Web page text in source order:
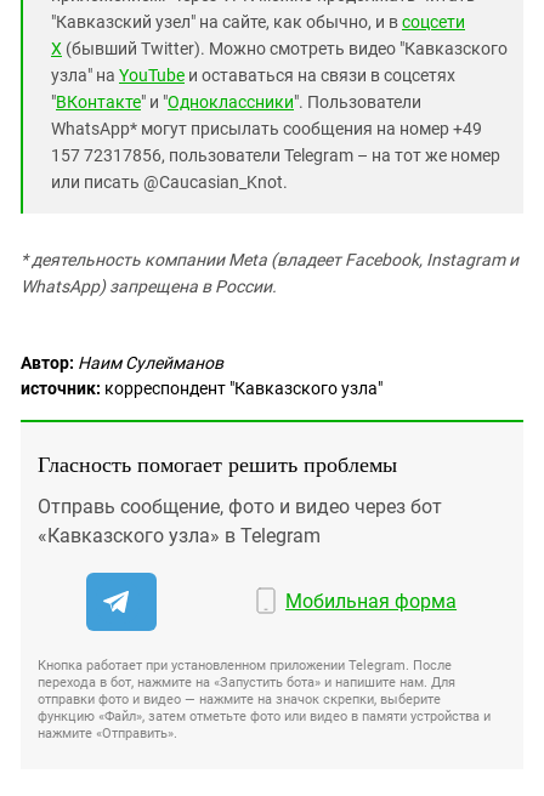
"Кавказский узел" на сайте, как обычно, и всоцсети
X (бывший Twitter). Можно смотреть видео "Кавказского
узла" на YouTube и оставаться на связи в соцсетях
"ВКонтакте" и "Одноклассники". Пользователи
WhatsApp* могут присылать сообщения на номер +49
157 72317856, пользователи Telegram – на тот же номер
или писать @Caucasian_Knot.
* деятельность компании Meta (владеет Facebook, Instagram и
WhatsApp) запрещена в России.
Автор: Наим Сулейманов
источник: корреспондент "Кавказского узла"
Гласность помогает решить проблемы
Отправь сообщение, фото и видео через бот
«Кавказского узла» в Telegram
Мобильная форма
Кнопка работает при установленном приложении Telegram. После
перехода в бот, нажмите на «Запустить бота» и напишите нам. Для
отправки фото и видео — нажмите на значок скрепки, выберите
функцию «Файл», затем отметьте фото или видео в памяти устройства и
нажмите «Отправить».